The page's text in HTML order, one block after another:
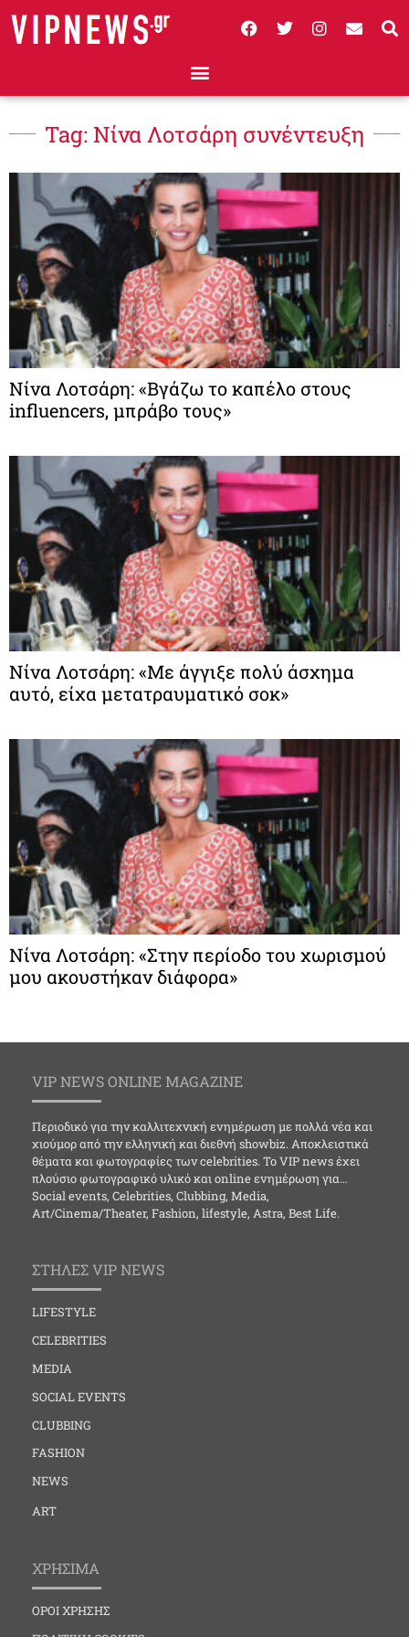
Tag: Νίνα Λοτσάρη συνέντευξη
Νίνα Λοτσάρη: «Βγάζω το καπέλο στους
influencers, μπράβο τους»
Νίνα Λοτσάρη: «Με άγγιξε πολύ άσχημα
αυτό, είχα μετατραυματικό σοκ»
Νίνα Λοτσάρη: «Στην περίοδο του χωρισμού
μου ακουστήκαν διάφορα»
VIP NEWS ONLINE MAGAZINE
Περιοδικό για την καλλιτεχνική ενημέρωση με πολλά νέα και
χιούμορ από την ελληνική και διεθνή showbiz. Αποκλειστικά
θέματα και φωτογραφίες των celebrities. Το VIP news έχει
πλούσιο φωτογραφικό υλικό και online ενημέρωση για…
Social events, Celebrities, Clubbing, Media,
Art/Cinema/Theater, Fashion, lifestyle, Astra, Best Life.
ΣΤΗΛΕΣ VIP NEWS
LIFESTYLE
CELEBRITIES
MEDIA
SOCIAL EVENTS
CLUBBING
FASHION
NEWS
ART
ΧΡΗΣΙΜΑ
ΟΡΟΙ ΧΡΗΣΗΣ